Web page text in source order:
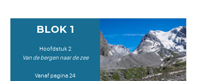
BLOK 1
Hoofdstuk 2
Van de bergen naar de zee
Vanaf pagina 24